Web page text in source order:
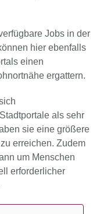
Jobs in der
hier ebenfalls
einen
ergattern.
als sehr
sie eine größere
erreichen. Zudem
um Menschen
erforderlicher